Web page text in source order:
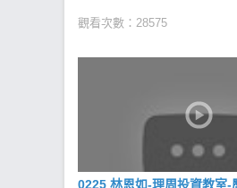
觀看次數：28575
0225 林恩如-理周投資教室-